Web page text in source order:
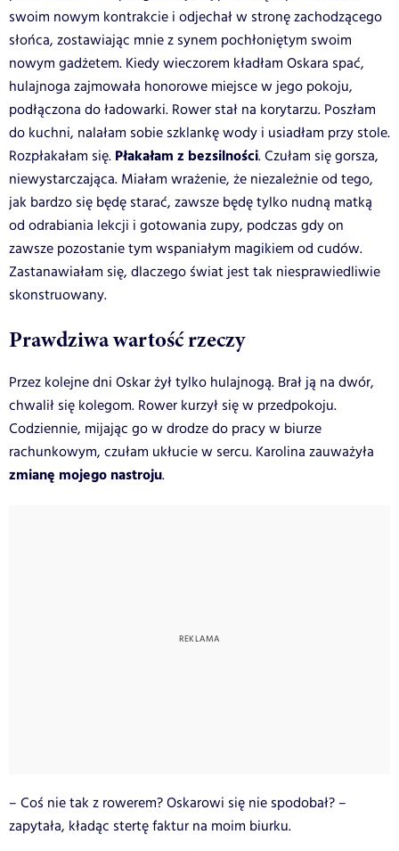
swoim nowym kontrakcie i odjechał w stronę zachodzącego
słońca, zostawiając mnie z synem pochłoniętym swoim
nowym gadżetem. Kiedy wieczorem kładłam Oskara spać,
hulajnoga zajmowała honorowe miejsce w jego pokoju,
podłączona do ładowarki. Rower stał na korytarzu. Poszłam
do kuchni, nalałam sobie szklankę wody i usiadłam przy stole.
Rozpłakałam się. Płakałam z bezsilności. Czułam się gorsza,
niewystarczająca. Miałam wrażenie, że niezależnie od tego,
jak bardzo się będę starać, zawsze będę tylko nudną matką
od odrabiania lekcji i gotowania zupy, podczas gdy on
zawsze pozostanie tym wspaniałym magikiem od cudów.
Zastanawiałam się, dlaczego świat jest tak niesprawiedliwie
skonstruowany.
Prawdziwa wartość rzeczy
Przez kolejne dni Oskar żył tylko hulajnogą. Brał ją na dwór,
chwalił się kolegom. Rower kurzył się w przedpokoju.
Codziennie, mijając go w drodze do pracy w biurze
rachunkowym, czułam ukłucie w sercu. Karolina zauważyła
zmianę mojego nastroju.
– Coś nie tak z rowerem? Oskarowi się nie spodobał? –
zapytała, kładąc stertę faktur na moim biurku.